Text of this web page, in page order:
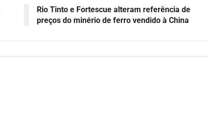
Rio Tinto e Fortescue alteram referência de
preços do minério de ferro vendido à China